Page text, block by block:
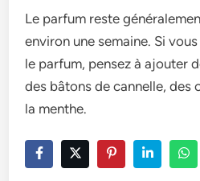
Le parfum re­ste
e­nviron une semaine. Si
le parfum, pe­nsez à ajouter
des bâtons de­ cannelle, des
la menthe­.